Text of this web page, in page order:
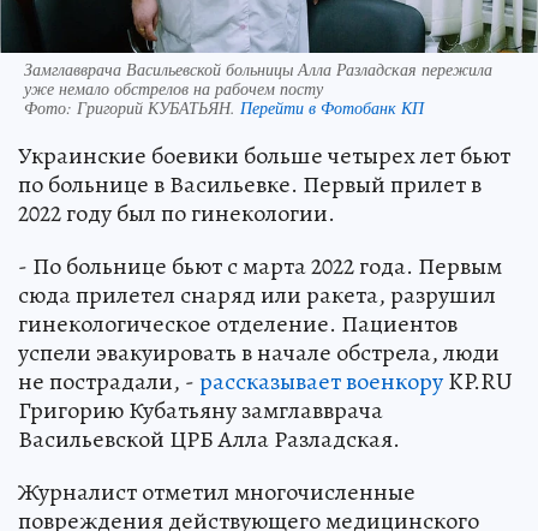
Замглавврача Васильевской больницы Алла Разладская пережила
уже немало обстрелов на рабочем посту
Фото: Григорий КУБАТЬЯН. Перейти в Фотобанк КП
Украинские боевики больше четырех лет бьют
по больнице в Васильевке. Первый прилет в
2022 году был по гинекологии.
- По больнице бьют с марта 2022 года. Первым
сюда прилетел снаряд или ракета, разрушил
гинекологическое отделение. Пациентов
успели эвакуировать в начале обстрела, люди
не пострадали, -рассказывает военкоруKP.RU
Григорию Кубатьяну замглавврача
Васильевской ЦРБ Алла Разладская.
Журналист отметил многочисленные
повреждения действующего медицинского